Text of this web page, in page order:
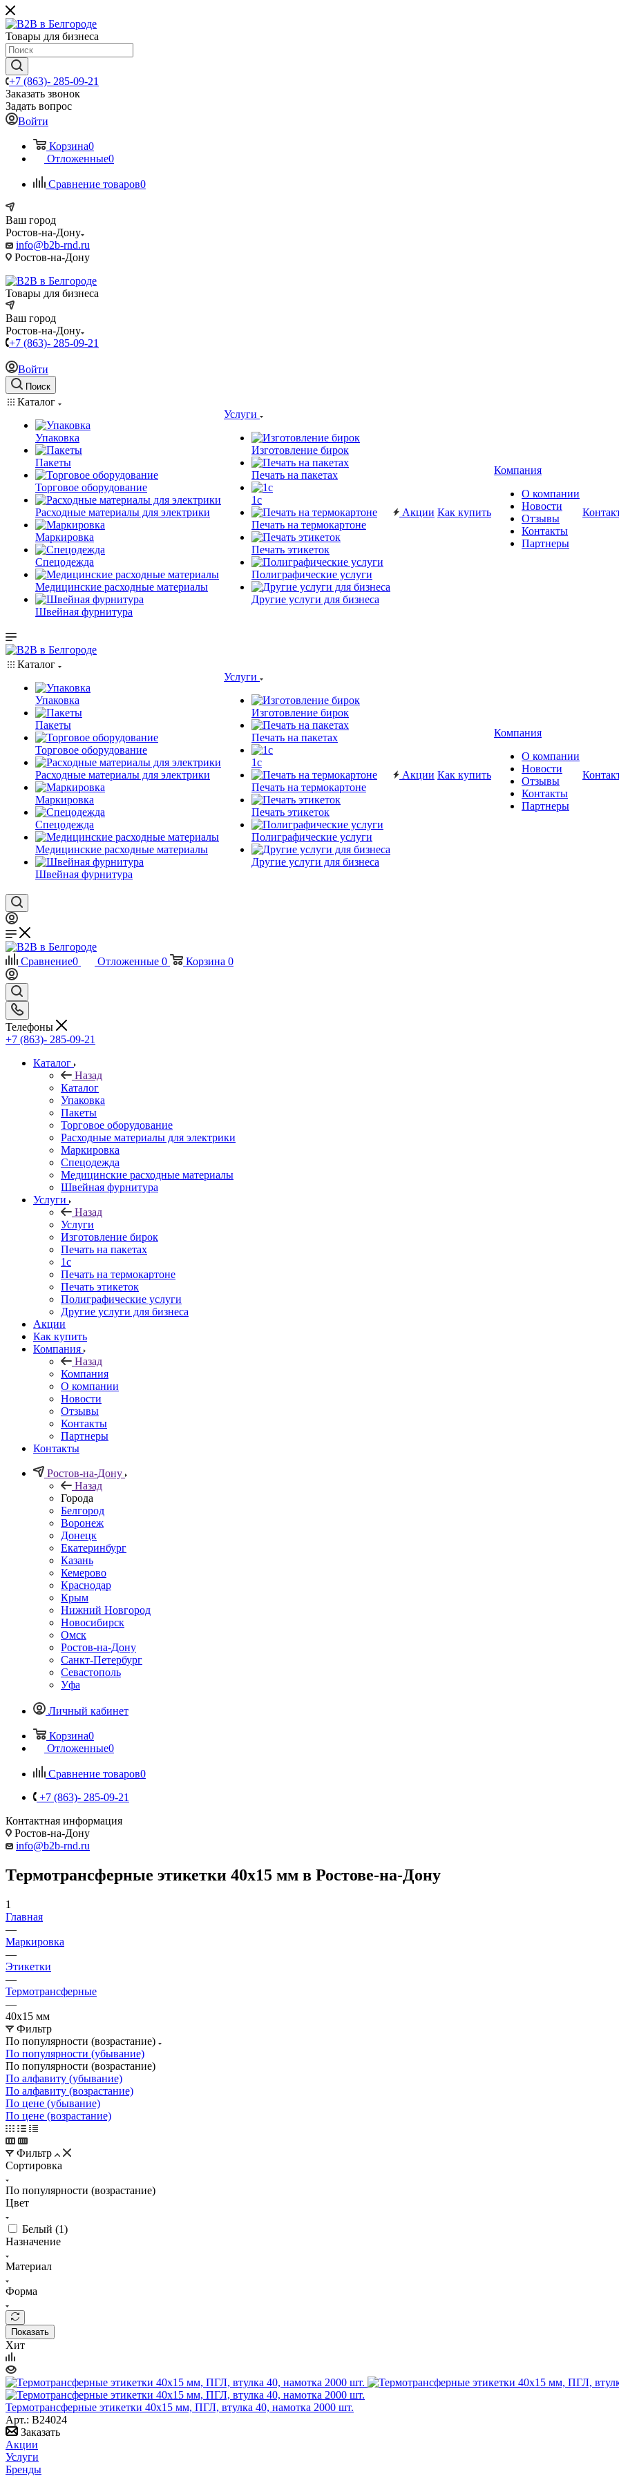
Товары для бизнеса
+7 (863)- 285-09-21
Заказать звонок
Задать вопрос
Войти
Корзина0
Отложенные0
Сравнение товаров0
Ваш город
Ростов-на-Дону
info@b2b-rnd.ru
Ростов-на-Дону
Товары для бизнеса
Ваш город
Ростов-на-Дону
+7 (863)- 285-09-21
Войти
Поиск
Каталог
Упаковка
Пакеты
Торговое оборудование
Расходные материалы для электрики
Маркировка
Спецодежда
Медицинские расходные материалы
Швейная фурнитура
Услуги
Изготовление бирок
Печать на пакетах
1c
Печать на термокартоне
Печать этикеток
Полиграфические услуги
Другие услуги для бизнеса
Акции Как купить
Компания
О компании
Новости
Отзывы
Контакты
Партнеры
Каталог
Упаковка
Пакеты
Торговое оборудование
Расходные материалы для электрики
Маркировка
Спецодежда
Медицинские расходные материалы
Швейная фурнитура
Услуги
Изготовление бирок
Печать на пакетах
1c
Печать на термокартоне
Печать этикеток
Полиграфические услуги
Другие услуги для бизнеса
Акции Как купить
Компания
О компании
Новости
Отзывы
Контакты
Партнеры
Сравнение0 Отложенные 0 Корзина 0
Телефоны
+7 (863)- 285-09-21
Каталог
Назад
Каталог
Упаковка
Пакеты
Торговое оборудование
Расходные материалы для электрики
Маркировка
Спецодежда
Медицинские расходные материалы
Швейная фурнитура
Услуги
Назад
Услуги
Изготовление бирок
Печать на пакетах
1c
Печать на термокартоне
Печать этикеток
Полиграфические услуги
Другие услуги для бизнеса
Акции
Как купить
Компания
Назад
Компания
О компании
Новости
Отзывы
Контакты
Партнеры
Контакты
Ростов-на-Дону
Назад
Города
Белгород
Воронеж
Донецк
Екатеринбург
Казань
Кемерово
Краснодар
Крым
Нижний Новгород
Новосибирск
Омск
Ростов-на-Дону
Санкт-Петербург
Севастополь
Уфа
Личный кабинет
Корзина0
Отложенные0
Сравнение товаров0
+7 (863)- 285-09-21
Контактная информация
Ростов-на-Дону
info@b2b-rnd.ru
Термотрансферные этикетки 40х15 мм в Ростове-на-Дону
1
Главная
—
Маркировка
—
Этикетки
—
Термотрансферные
—
40х15 мм
Фильтр
По популярности (возрастание)
По популярности (убывание)
По популярности (возрастание)
По алфавиту (убывание)
По алфавиту (возрастание)
По цене (убывание)
По цене (возрастание)
Фильтр
Сортировка
По популярности (возрастание)
Цвет
Белый (1)
Назначение
Материал
Форма
Показать
Хит
Термотрансферные этикетки 40х15 мм, ПГЛ, втулка 40, намотка 2000 шт.
Арт.: B24024
Заказать
Акции
Услуги
Бренды